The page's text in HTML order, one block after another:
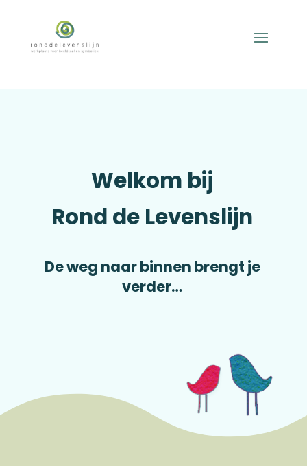
Welkom bij
Rond de Levenslijn
De weg naar binnen brengt je
verder…